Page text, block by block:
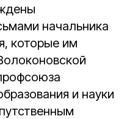
начальника
которые им
и науки